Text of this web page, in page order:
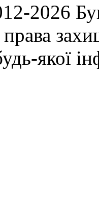
2026
права
якої